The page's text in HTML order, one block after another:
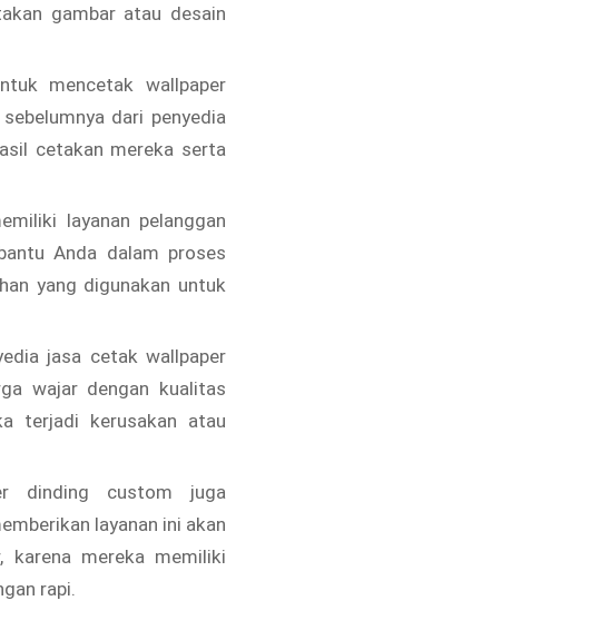
gambar atau desain
mencetak wallpaper
dari penyedia
cetakan mereka serta
layanan pelanggan
Anda dalam proses
yang digunakan untuk
jasa cetak wallpaper
wajar dengan kualitas
terjadi kerusakan atau
dinding custom juga
layanan ini akan
karena mereka memiliki
rapi.